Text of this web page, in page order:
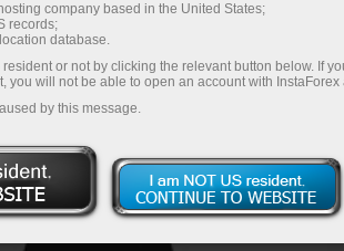
company based in the United States;
records;
database.
or not by clicking the relevant button below. If
you will not be able to open an account with InstaForex
by this message.